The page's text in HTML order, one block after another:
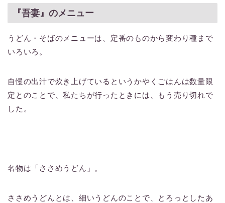
『吾妻』のメニュー
うどん・そばのメニューは、定番のものから変わり種まで
いろいろ。
自慢の出汁で炊き上げているというかやくごはんは数量限
定とのことで、私たちが行ったときには、もう売り切れで
した。
名物は「ささめうどん」。
ささめうどんとは、細いうどんのことで、とろっとしたあ